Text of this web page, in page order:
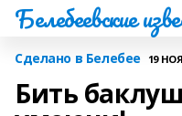
Белебеевские
Сделано в Белебее 19
Бить